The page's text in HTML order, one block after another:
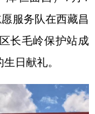
服务队在西藏昌
长毛岭保护站成
日献礼。